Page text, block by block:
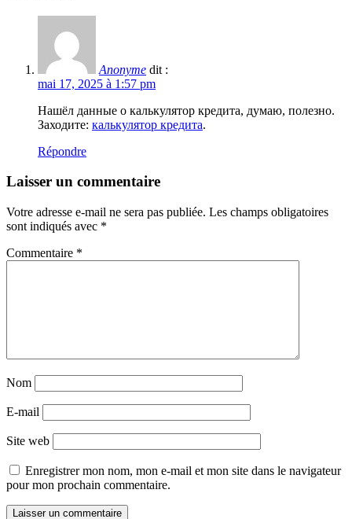
Anonyme dit :
mai 17, 2025 à 1:57 pm
Нашёл данные о калькулятор кредита, думаю, полезно.
Заходите: калькулятор кредита.
Répondre
Laisser un commentaire
Votre adresse e-mail ne sera pas publiée. Les champs obligatoires
sont indiqués avec *
Commentaire *
Nom
E-mail
Site web
Enregistrer mon nom, mon e-mail et mon site dans le navigateur
pour mon prochain commentaire.